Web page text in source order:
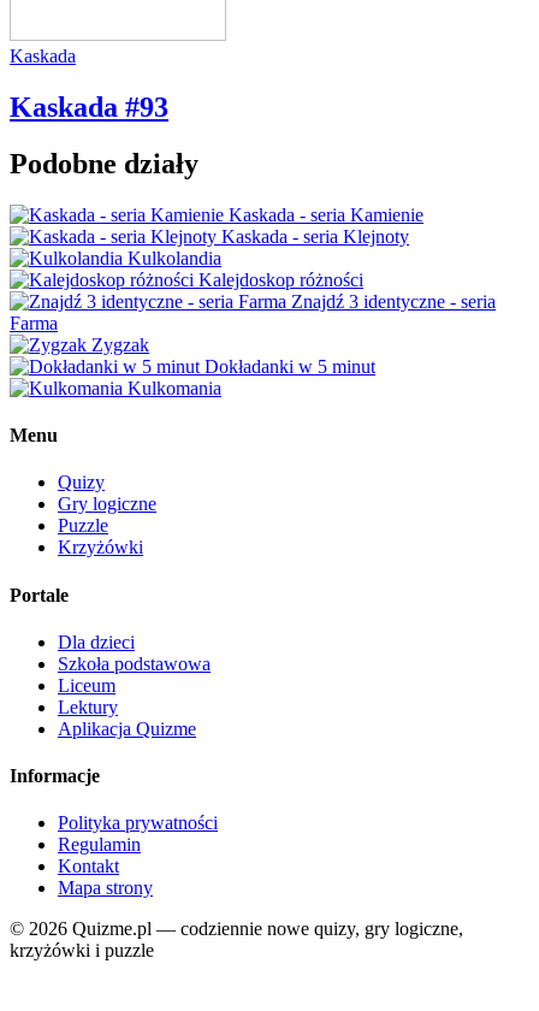
Kaskada
Kaskada #93
Podobne działy
Kaskada - seria Kamienie
Kaskada - seria Klejnoty
Kulkolandia
Kalejdoskop różności
Znajdź 3 identyczne - seria
Farma
Zygzak
Dokładanki w 5 minut
Kulkomania
Menu
Quizy
Gry logiczne
Puzzle
Krzyżówki
Portale
Dla dzieci
Szkoła podstawowa
Liceum
Lektury
Aplikacja Quizme
Informacje
Polityka prywatności
Regulamin
Kontakt
Mapa strony
© 2026 Quizme.pl — codziennie nowe quizy, gry logiczne,
krzyżówki i puzzle